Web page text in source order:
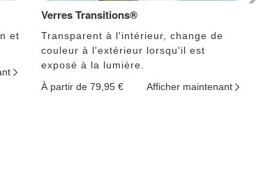
et
Verres Transitions®
Transparent à l'intérieur, change de
couleur à l'extérieur lorsqu'il est
exposé à la lumière.
À partir de 79,95 €
Afficher maintenant